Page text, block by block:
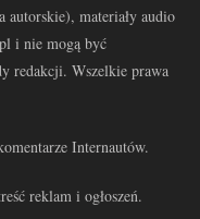
autorskie), materiały audio
i nie mogą być
redakcji. Wszelkie prawa
Internautów.
reklam i ogłoszeń.